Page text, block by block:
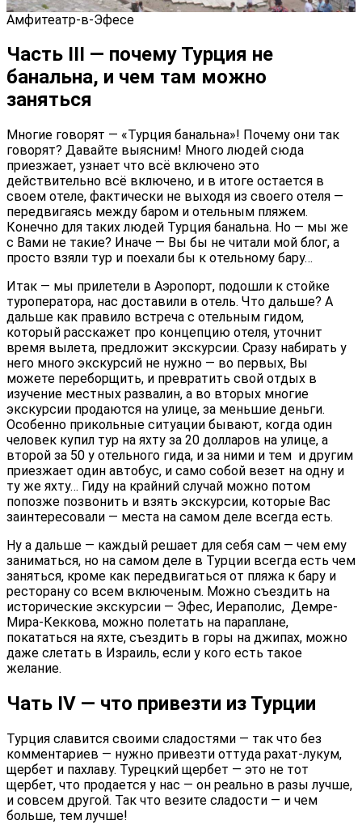
Амфитеатр-в-Эфесе
Часть III — почему Турция не
банальна, и чем там можно
заняться
Многие говорят — «Турция банальна»! Почему они так
говорят? Давайте выясним! Много людей сюда
приезжает, узнает что всё включено это
действительно всё включено, и в итоге остается в
своем отеле, фактически не выходя из своего отеля —
передвигаясь между баром и отельным пляжем.
Конечно для таких людей Турция банальна. Но — мы же
с Вами не такие? Иначе — Вы бы не читали мой блог, а
просто взяли тур и поехали бы к отельному бару…
Итак — мы прилетели в Аэропорт, подошли к стойке
туроператора, нас доставили в отель. Что дальше? А
дальше как правило встреча с отельным гидом,
который расскажет про концепцию отеля, уточнит
время вылета, предложит экскурсии. Сразу набирать у
него много экскурсий не нужно — во первых, Вы
можете переборщить, и превратить свой отдых в
изучение местных развалин, а во вторых многие
экскурсии продаются на улице, за меньшие деньги.
Особенно прикольные ситуации бывают, когда один
человек купил тур на яхту за 20 долларов на улице, а
второй за 50 у отельного гида, и за ними и тем и другим
приезжает один автобус, и само собой везет на одну и
ту же яхту… Гиду на крайний случай можно потом
попозже позвонить и взять экскурсии, которые Вас
заинтересовали — места на самом деле всегда есть.
Ну а дальше — каждый решает для себя сам — чем ему
заниматься, но на самом деле в Турции всегда есть чем
заняться, кроме как передвигаться от пляжа к бару и
ресторану со всем включеным. Можно съездить на
исторические экскурсии — Эфес, Иераполис, Демре-
Мира-Кеккова, можно полетать на параплане,
покататься на яхте, съездить в горы на джипах, можно
даже слетать в Израиль, если у кого есть такое
желание.
Чать IV — что привезти из Турции
Турция славится своими сладостями — так что без
комментариев — нужно привезти оттуда рахат-лукум,
щербет и пахлаву. Турецкий щербет — это не тот
щербет, что продается у нас — он реально в разы лучше,
и совсем другой. Так что везите сладости — и чем
больше, тем лучше!